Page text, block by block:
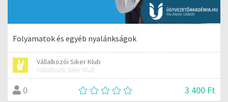
Folyamatok és egyéb nyalánkságok
Vállalkozói Siker Klub
Vállalkozói Siker Klub
0 3 400 Ft